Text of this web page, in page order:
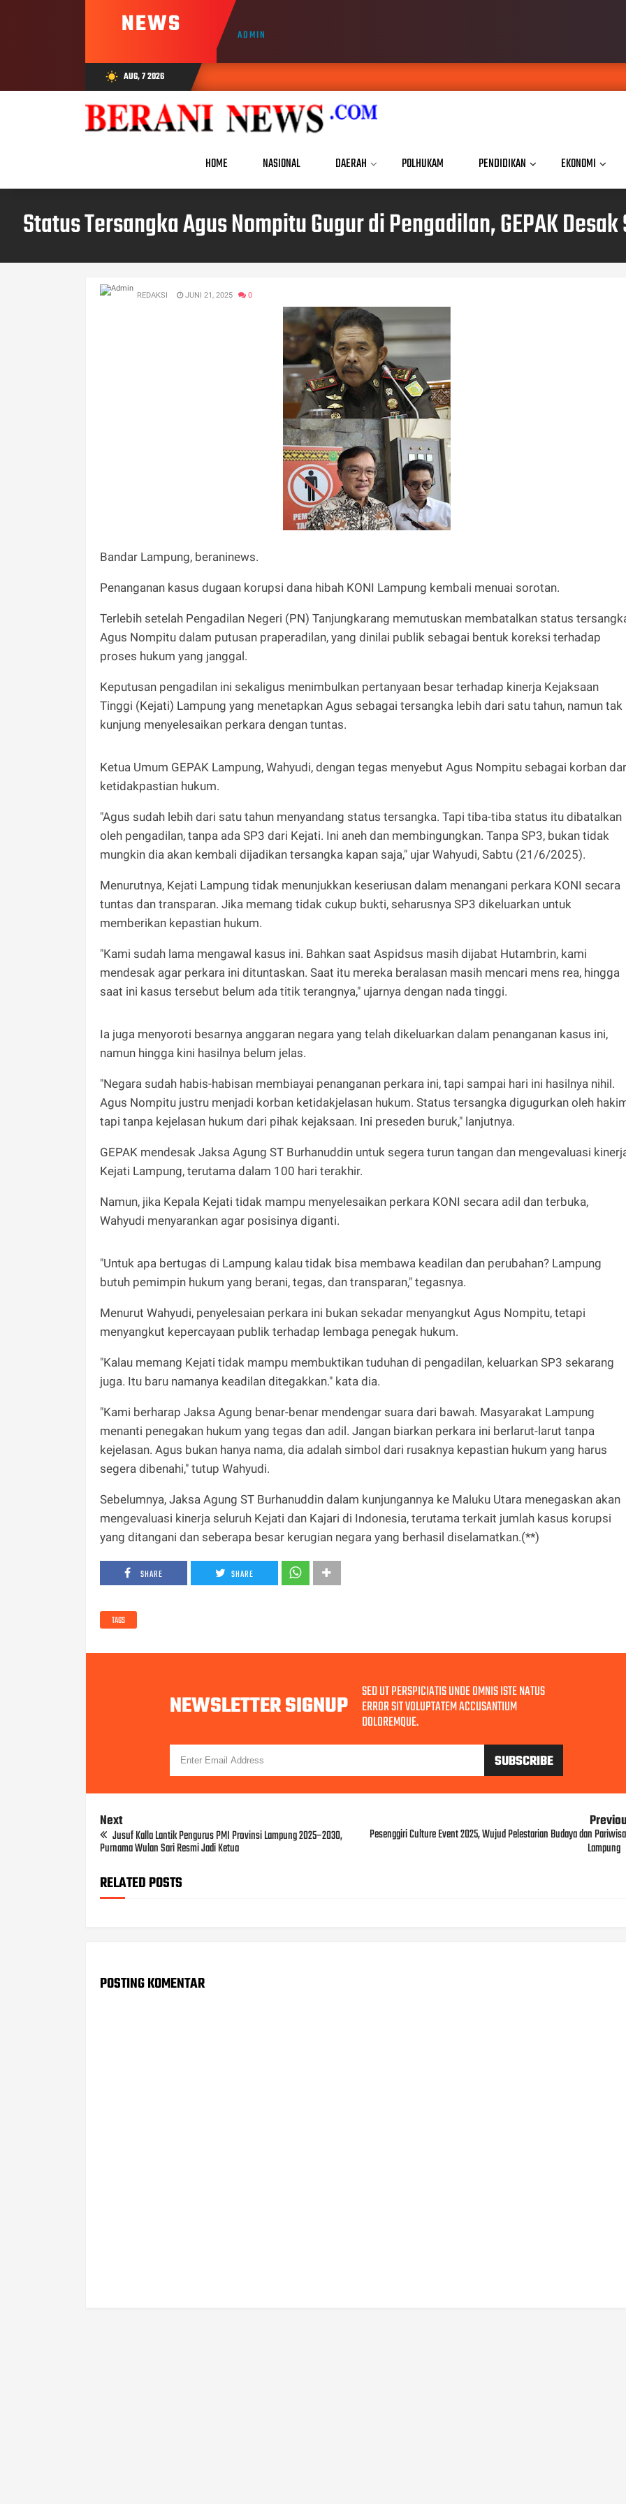
NEWS ADMIN
wb_sunny AUG, 7 2026
HOME NASIONAL DAERAH POLHUKAM PENDIDIKAN EKONOMI
Status Tersangka Agus Nompitu Gugur di Pengadilan, GEPAK
REDAKSI JUNI 21, 2025 0
Bandar Lampung, beraninews.
Penanganan kasus dugaan korupsi dana hibah KONI Lampung kembali menuai sorotan.
Terlebih setelah Pengadilan Negeri (PN) Tanjungkarang memutuskan membatalkan status
Agus Nompitu dalam putusan praperadilan, yang dinilai publik sebagai bentuk koreksi terhadap
proses hukum yang janggal.
Keputusan pengadilan ini sekaligus menimbulkan pertanyaan besar terhadap kinerja Kejaksaan
Tinggi (Kejati) Lampung yang menetapkan Agus sebagai tersangka lebih dari satu tahun, namun tak
kunjung menyelesaikan perkara dengan tuntas.
Ketua Umum GEPAK Lampung, Wahyudi, dengan tegas menyebut Agus Nompitu sebagai korban
ketidakpastian hukum.
"Agus sudah lebih dari satu tahun menyandang status tersangka. Tapi tiba-tiba status itu dibatalkan
oleh pengadilan, tanpa ada SP3 dari Kejati. Ini aneh dan membingungkan. Tanpa SP3, bukan tidak
mungkin dia akan kembali dijadikan tersangka kapan saja," ujar Wahyudi, Sabtu (21/6/2025).
Menurutnya, Kejati Lampung tidak menunjukkan keseriusan dalam menangani perkara KONI secara
tuntas dan transparan. Jika memang tidak cukup bukti, seharusnya SP3 dikeluarkan untuk
memberikan kepastian hukum.
"Kami sudah lama mengawal kasus ini. Bahkan saat Aspidsus masih dijabat Hutambrin, kami
mendesak agar perkara ini dituntaskan. Saat itu mereka beralasan masih mencari mens rea, hingga
saat ini kasus tersebut belum ada titik terangnya," ujarnya dengan nada tinggi.
Ia juga menyoroti besarnya anggaran negara yang telah dikeluarkan dalam penanganan kasus ini,
namun hingga kini hasilnya belum jelas.
"Negara sudah habis-habisan membiayai penanganan perkara ini, tapi sampai hari ini hasilnya nihil.
Agus Nompitu justru menjadi korban ketidakjelasan hukum. Status tersangka digugurkan oleh
tapi tanpa kejelasan hukum dari pihak kejaksaan. Ini preseden buruk," lanjutnya.
GEPAK mendesak Jaksa Agung ST Burhanuddin untuk segera turun tangan dan mengevaluasi
Kejati Lampung, terutama dalam 100 hari terakhir.
Namun, jika Kepala Kejati tidak mampu menyelesaikan perkara KONI secara adil dan terbuka,
Wahyudi menyarankan agar posisinya diganti.
"Untuk apa bertugas di Lampung kalau tidak bisa membawa keadilan dan perubahan? Lampung
butuh pemimpin hukum yang berani, tegas, dan transparan," tegasnya.
Menurut Wahyudi, penyelesaian perkara ini bukan sekadar menyangkut Agus Nompitu, tetapi
menyangkut kepercayaan publik terhadap lembaga penegak hukum.
"Kalau memang Kejati tidak mampu membuktikan tuduhan di pengadilan, keluarkan SP3 sekarang
juga. Itu baru namanya keadilan ditegakkan." kata dia.
"Kami berharap Jaksa Agung benar-benar mendengar suara dari bawah. Masyarakat Lampung
menanti penegakan hukum yang tegas dan adil. Jangan biarkan perkara ini berlarut-larut tanpa
kejelasan. Agus bukan hanya nama, dia adalah simbol dari rusaknya kepastian hukum yang harus
segera dibenahi," tutup Wahyudi.
Sebelumnya, Jaksa Agung ST Burhanuddin dalam kunjungannya ke Maluku Utara menegaskan akan
mengevaluasi kinerja seluruh Kejati dan Kajari di Indonesia, terutama terkait jumlah kasus korupsi
yang ditangani dan seberapa besar kerugian negara yang berhasil diselamatkan.(**)
SHARE SHARE
TAGS
NEWSLETTER SIGNUP SED UT PERSPICIATIS UNDE OMNIS ISTE NATUS
ERROR SIT VOLUPTATEM ACCUSANTIUM
DOLOREMQUE.
Next
Jusuf Kalla Lantik Pengurus PMI Provinsi Lampung 2025–2030,
Purnama Wulan Sari Resmi Jadi Ketua
Pesenggiri Culture Event 2025, Wujud Pelestarian Budaya dan
Lampung
RELATED POSTS
POSTING KOMENTAR